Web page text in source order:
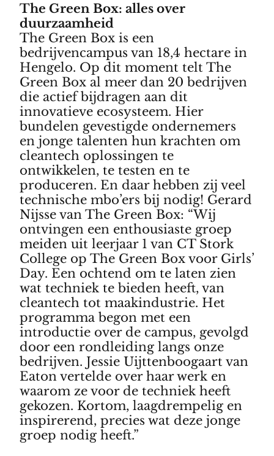
The Green Box: alles over
duurzaamheid
The Green Box is een
bedrijvencampus van 18,4 hectare in
Hengelo. Op dit moment telt The
Green Box al meer dan 20 bedrijven
die actief bijdragen aan dit
innovatieve ecosysteem. Hier
bundelen gevestigde ondernemers
en jonge talenten hun krachten om
cleantech oplossingen te
ontwikkelen, te testen en te
produceren. En daar hebben zij veel
technische mbo’ers bij nodig! Gerard
Nijsse van The Green Box: “Wij
ontvingen een enthousiaste groep
meiden uit leerjaar 1 van CT Stork
College op The Green Box voor Girls’
Day. Een ochtend om te laten zien
wat techniek te bieden heeft, van
cleantech tot maakindustrie. Het
programma begon met een
introductie over de campus, gevolgd
door een rondleiding langs onze
bedrijven. Jessie Uijttenboogaart van
Eaton vertelde over haar werk en
waarom ze voor de techniek heeft
gekozen. Kortom, laagdrempelig en
inspirerend, precies wat deze jonge
groep nodig heeft.”